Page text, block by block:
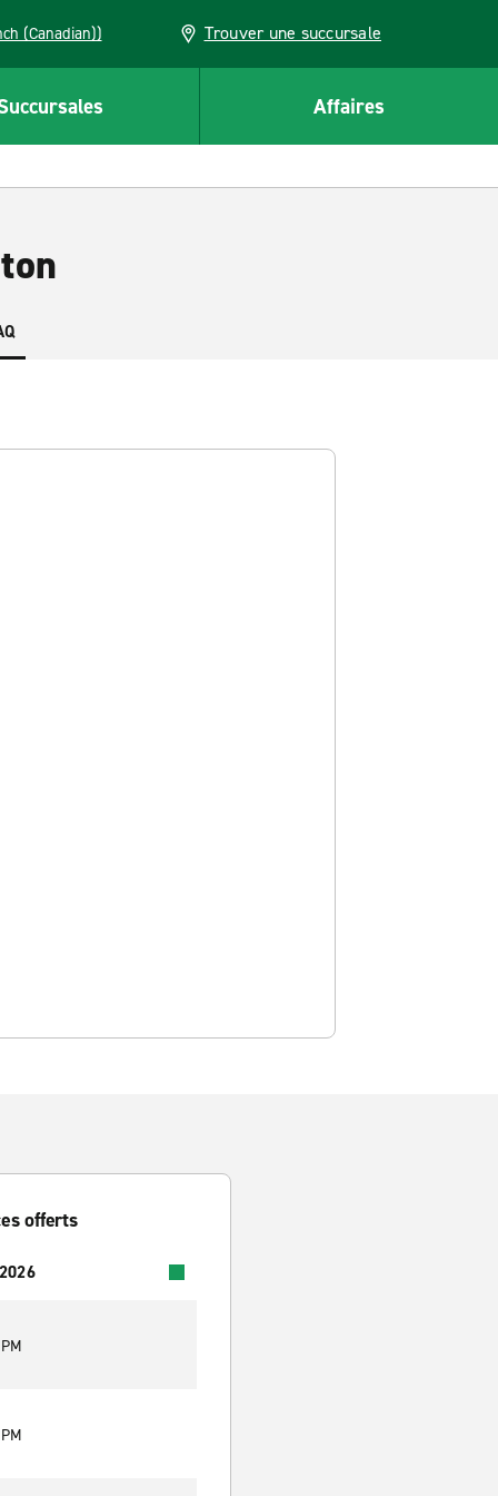
(Canadian)) Trouver une succursale
Affaires
offerts